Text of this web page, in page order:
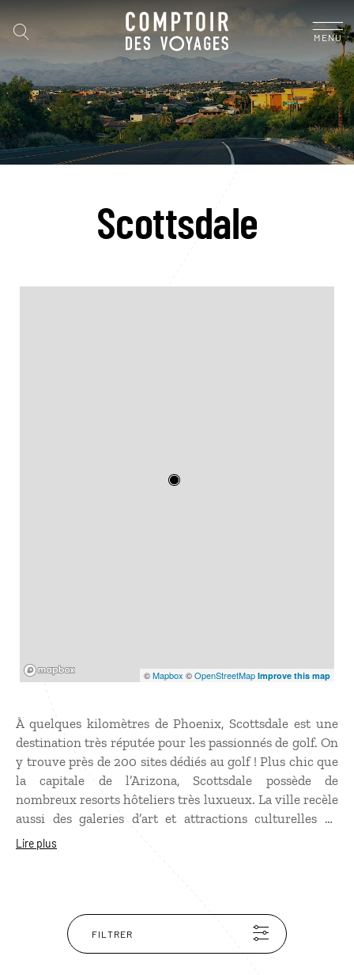
MENU
Scottsdale
©Mapbox ©OpenStreetMap Improve this map
À quelques kilomètres de Phoenix, Scottsdale est une
destination très réputée pour les passionnés de golf. On
y trouve près de 200 sites dédiés au golf ! Plus chic que
la capitale de l’Arizona, Scottsdale possède de
nombreux resorts hôteliers très luxueux. La ville recèle
aussi des galeries d’art et attractions culturelles de
premier plan comme le Taliesin West, chef-d’œuvre du
actuelles. Reconstitution fidèle d’une rue du XIX
le site d’Old Town Scottdale mérite lui aussi une visite.
Lire plus
FILTRER